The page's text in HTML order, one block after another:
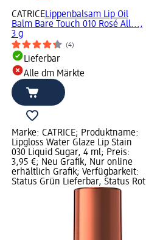
CATRICELippenbalsam Lip Oil
Balm Bare Touch 010 Rosé All...,
3 g
(4)
Lieferbar
Alle dm Märkte
Marke: CATRICE; Produktname:
Lipgloss Water Glaze Lip Stain
030 Liquid Sugar, 4 ml; Preis:
3,95 €; Neu Grafik, Nur online
erhältlich Grafik; Verfügbarkeit:
Status Grün Lieferbar, Status Rot